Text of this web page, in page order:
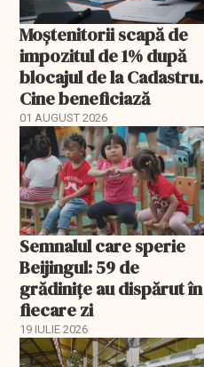
Moștenitorii scapă de
impozitul de 1% după
blocajul de la Cadastru.
Cine beneficiază
01 AUGUST 2026
Semnalul care sperie
Beijingul: 59 de
grădinițe au dispărut în
fiecare zi
19 IULIE 2026